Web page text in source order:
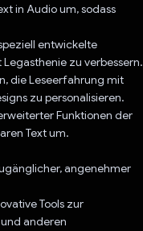
in Audio um, sodass
entwickelte
zu verbessern.
die Leseerfahrung mit
zu personalisieren.
Funktionen der
Text um.
angenehmer
Tools zur
anderen